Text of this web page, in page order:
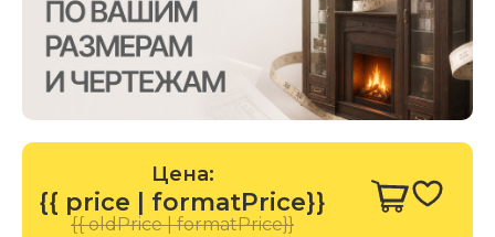
Цена:
{{ price | formatPrice}}
{{ oldPrice | formatPrice}}